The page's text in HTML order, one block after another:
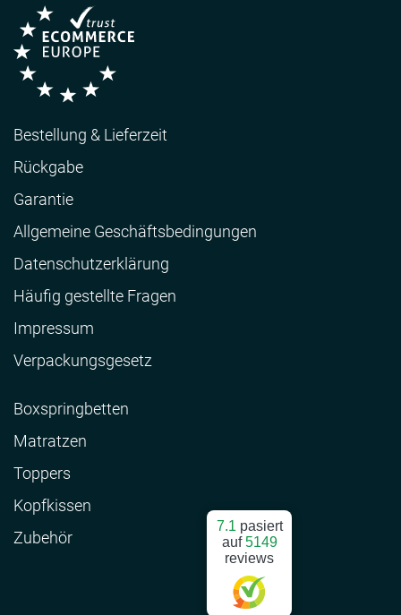
7.1 pasiert
auf5149
reviews
Bestellung & Lieferzeit
Rückgabe
Garantie
Allgemeine Geschäftsbedingungen
Datenschutzerklärung
Häufig gestellte Fragen
Impressum
Verpackungsgesetz
Boxspringbetten
Matratzen
Toppers
Kopfkissen
Zubehör